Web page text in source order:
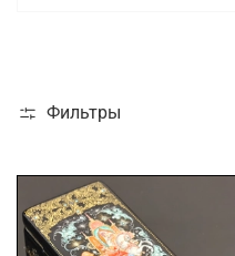
Фильтры